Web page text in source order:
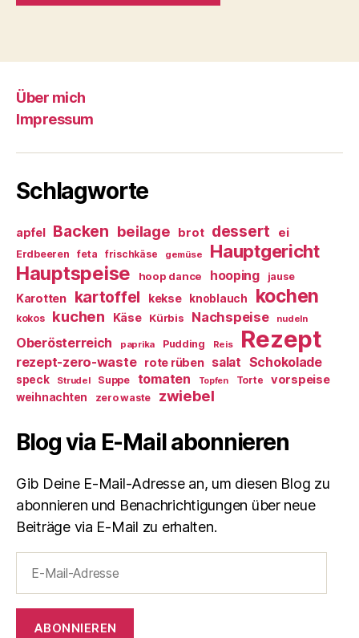
Über mich
Impressum
Schlagworte
apfel Backen beilage brot dessert ei
Erdbeeren feta frischkäse gemüse Hauptgericht
Hauptspeise hoop dance hooping jause
Karotten kartoffel kekse knoblauch kochen
kokos kuchen Käse Kürbis Nachspeise nudeln
Oberösterreich paprika Pudding Reis Rezept
rezept-zero-waste rote rüben salat Schokolade
speck Strudel Suppe tomaten Topfen Torte vorspeise
weihnachten zero waste zwiebel
Blog via E-Mail abonnieren
Gib Deine E-Mail-Adresse an, um diesen Blog zu
abonnieren und Benachrichtigungen über neue
Beiträge via E-Mail zu erhalten.
Mail-
Adresse
ABONNIEREN